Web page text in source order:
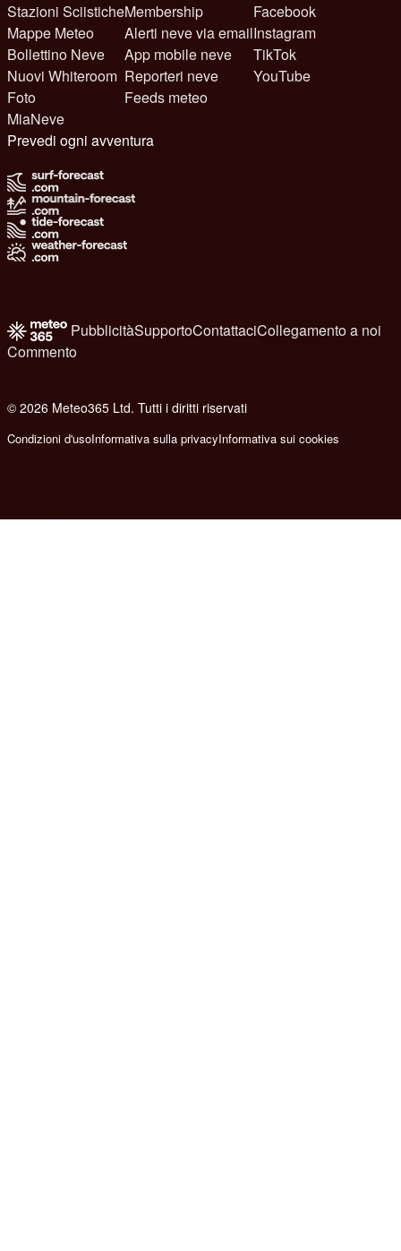
Stazioni Sciistiche
Mappe Meteo
Bollettino Neve
Nuovi Whiteroom
Foto
MiaNeve
Membership
Alerti neve via email
App mobile neve
Reporteri neve
Feeds meteo
Facebook
Instagram
TikTok
YouTube
Prevedi ogni avventura
PubblicitàSupportoContattaciCollegamento a noi
Commento
© 2026 Meteo365 Ltd. Tutti i diritti riservati
Condizioni d'usoInformativa sulla privacyInformativa sui cookies